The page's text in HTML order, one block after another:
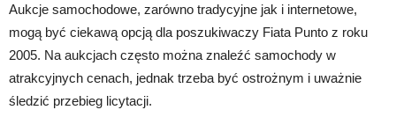
Aukcje samochodowe, zarówno tradycyjne jak i internetowe,
mogą być ciekawą opcją dla poszukiwaczy Fiata Punto z roku
2005. Na aukcjach często można znaleźć samochody w
atrakcyjnych cenach, jednak trzeba być ostrożnym i uważnie
śledzić przebieg licytacji.